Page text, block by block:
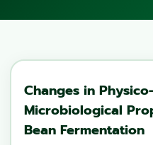
Changes in
Microbiological
Bean Fermentation